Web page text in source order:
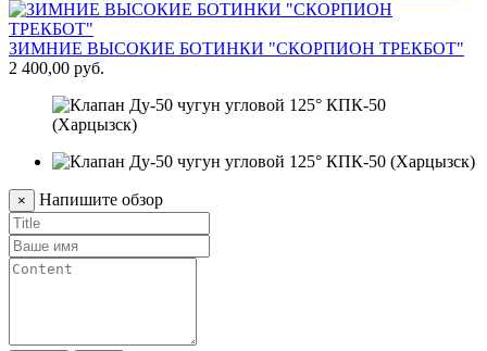
ЗИМНИЕ ВЫСОКИЕ БОТИНКИ "СКОРПИОН ТРЕКБОТ"
2 400,00 руб.
× Напишите обзор